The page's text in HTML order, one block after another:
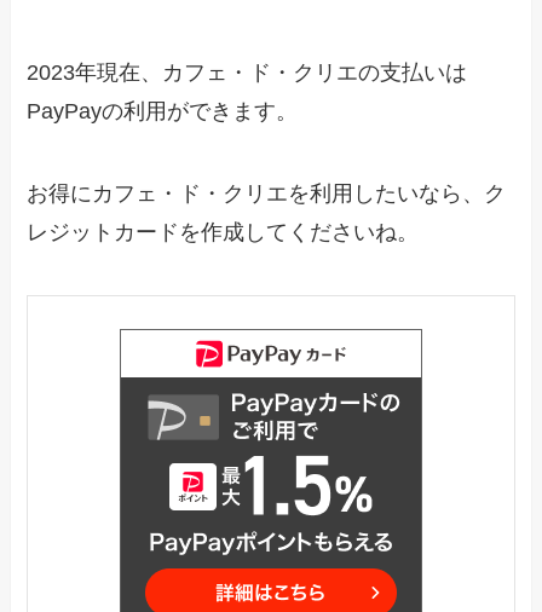
2023年現在、カフェ・ド・クリエの支払いは
PayPayの利用ができます。
お得にカフェ・ド・クリエを利用したいなら、ク
レジットカードを作成してくださいね。